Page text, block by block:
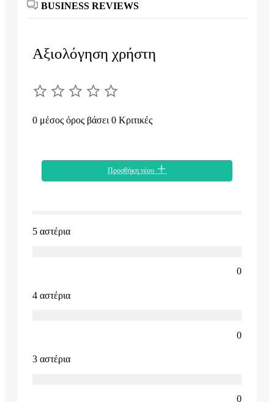
BUSINESS REVIEWS
Αξιολόγηση χρήστη
0 μέσος όρος βάσει 0 Κριτικές
Προσθήκη νέου
5 αστέρια
0
4 αστέρια
0
3 αστέρια
0